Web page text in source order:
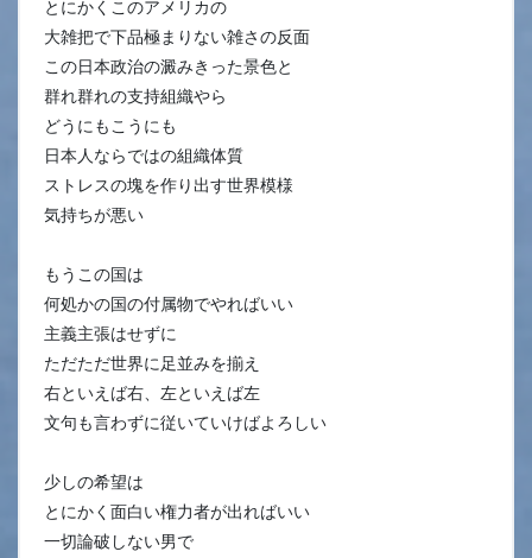
とにかくこのアメリカの
大雑把で下品極まりない雑さの反面
この日本政治の澱みきった景色と
群れ群れの支持組織やら
どうにもこうにも
日本人ならではの組織体質
ストレスの塊を作り出す世界模様
気持ちが悪い
もうこの国は
何処かの国の付属物でやればいい
主義主張はせずに
ただただ世界に足並みを揃え
右といえば右、左といえば左
文句も言わずに従いていけばよろしい
少しの希望は
とにかく面白い権力者が出ればいい
一切論破しない男で